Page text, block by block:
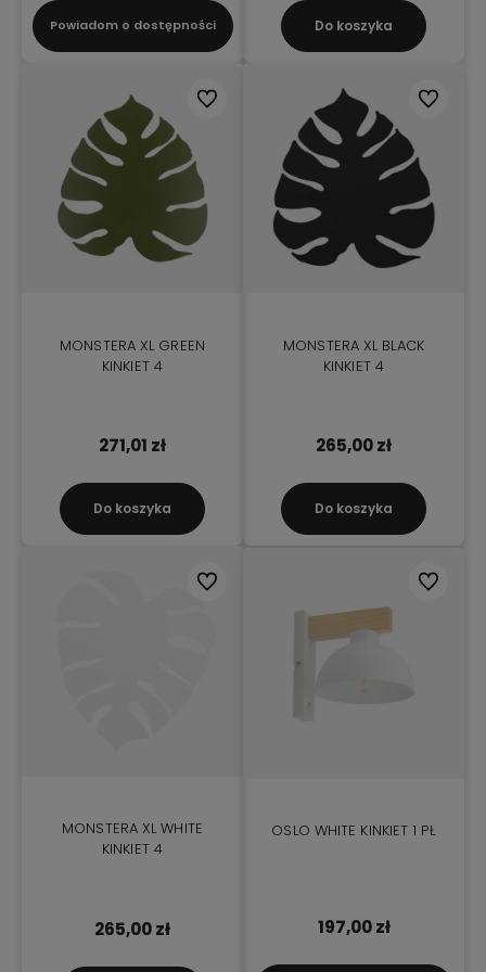
Powiadom o dostępności Do koszyka
MONSTERA XL GREEN
KINKIET 4
271,01 zł
Do koszyka
Do ulubionych
MONSTERA XL BLACK
KINKIET 4
265,00 zł
Do koszyka
Do
MONSTERA XL WHITE
KINKIET 4
265,00 zł
Do ulubionych
OSLO WHITE KINKIET 1 PŁ
197,00 zł
Do